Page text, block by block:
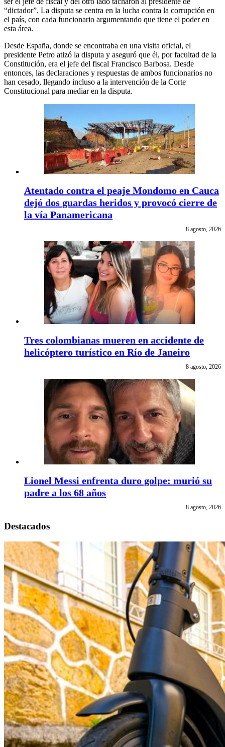
“dictador”. La disputa se centra en la lucha contra la corrupción en
el país, con cada funcionario argumentando que tiene el poder en
esta área.
Desde España, donde se encontraba en una visita oficial, el
presidente Petro atizó la disputa y aseguró que él, por facultad de la
Constitución, era el jefe del fiscal Francisco Barbosa. Desde
entonces, las declaraciones y respuestas de ambos funcionarios no
han cesado, llegando incluso a la intervención de la Corte
Constitucional para mediar en la disputa.
Atentado contra el peaje Mondomo en Cauca
dejó dos guardas heridos y provocó cierre de
la vía Panamericana
8 agosto, 2026
Tres colombianas mueren en accidente de
helicóptero turístico en Río de Janeiro
8 agosto, 2026
Lionel Messi enfrenta duro golpe: murió su
padre a los 68 años
8 agosto, 2026
Destacados